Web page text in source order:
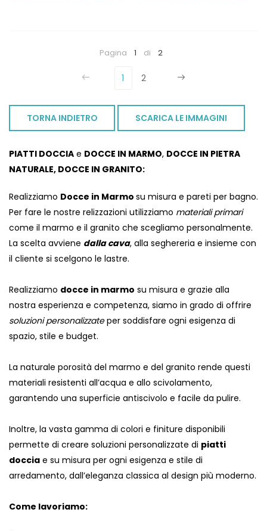
Pagina 1 di 2
1 2
TORNA INDIETRO SCARICA LE IMMAGINI
PIATTI DOCCIA e DOCCE IN MARMO, DOCCE IN PIETRA
NATURALE, DOCCE IN GRANITO:
Realizziamo Docce in Marmo su misura e pareti per bagno.
Per fare le nostre relizzazioni utilizziamo materiali primari
come il marmo e il granito che scegliamo personalmente.
La scelta avviene dalla cava, alla seghereria e insieme con
il cliente si scelgono le lastre.
Realizziamo docce in marmo su misura e grazie alla
nostra esperienza e competenza, siamo in grado di offrire
soluzioni personalizzateper soddisfare ogni esigenza di
spazio, stile e budget.
La naturale porosità del marmo e del granito rende questi
materiali resistenti all’acqua e allo scivolamento,
garantendo una superficie antiscivolo e facile da pulire.
Inoltre, la vasta gamma di colori e finiture disponibili
permette di creare soluzioni personalizzate di piatti
doccia e su misura per ogni esigenza e stile di
arredamento, dall’eleganza classica al design più moderno.
Come lavoriamo: